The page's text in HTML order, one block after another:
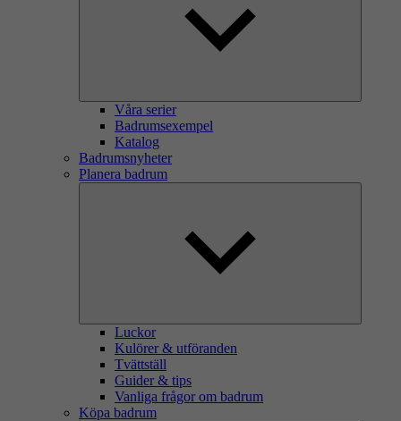
Våra serier
Badrumsexempel
Katalog
Badrumsnyheter
Planera badrum
Luckor
Kulörer & utföranden
Tvättställ
Guider & tips
Vanliga frågor om badrum
Köpa badrum